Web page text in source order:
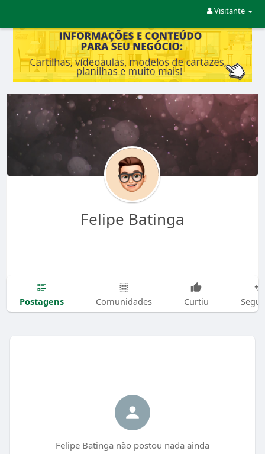
Visitante
Felipe Batinga
Postagens Comunidades Curtiu
Felipe Batinga não postou nada ainda